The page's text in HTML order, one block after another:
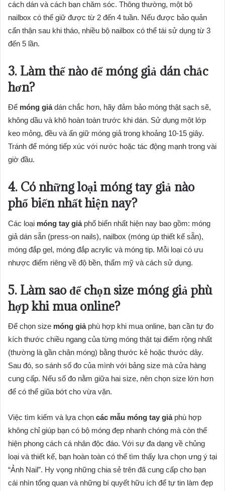
cách dán và cách bạn chăm sóc. Thông thường, một bộ
nailbox có thể giữ được từ 2 đến 4 tuần. Nếu được bảo quản
cẩn thận sau khi tháo, nhiều bộ nailbox có thể tái sử dụng từ 3
đến 5 lần.
3. Làm thế nào đểmóng giả dán chắc
hơn?
Để móng giảdán chắc hơn, hãy đảm bảo móng thật sạch sẽ,
không dầu và khô hoàn toàn trước khi dán. Sử dụng một lớp
keo mỏng, đều và ấn giữ móng giả trong khoảng 10-15 giây.
Tránh để móng tiếp xúc với nước hoặc tác động mạnh trong vài
giờ đầu.
4. Có những loạimóng tay giả nào
phổ biến nhất hiện nay?
Các loại móng tay giảphổ biến nhất hiện nay bao gồm: móng
giả dán sẵn (press-on nails), nailbox (móng úp thiết kế sẵn),
móng đắp gel, móng đắp acrylic và móng tip. Mỗi loại có ưu
nhược điểm riêng về độ bền, thẩm mỹ và cách sử dụng.
5. Làm sao để chọn size móng giảphù
hợp khi mua online?
Để chọn size móng giảphù hợp khi mua online, bạn cần tự đo
kích thước chiều ngang của từng móng thật tại điểm rộng nhất
(thường là gần chân móng) bằng thước kẻ hoặc thước dây.
Sau đó, so sánh số đo của mình với bảng size mà cửa hàng
cung cấp. Nếu số đo nằm giữa hai size, nên chọn size lớn hơn
để có thể giũa bớt cho vừa vặn.
Việc tìm kiếm và lựa chọn các mẫu móng tay giảphù hợp
không chỉ giúp bạn có bộ móng đẹp nhanh chóng mà còn thể
hiện phong cách cá nhân độc đáo. Với sự đa dạng về chủng
loại và thiết kế, bạn hoàn toàn có thể tìm thấy lựa chọn ưng ý tại
“Ảnh Nail”. Hy vọng những chia sẻ trên đã cung cấp cho bạn
cái nhìn tổng quan và những bí quyết hữu ích để tự tin làm đẹp